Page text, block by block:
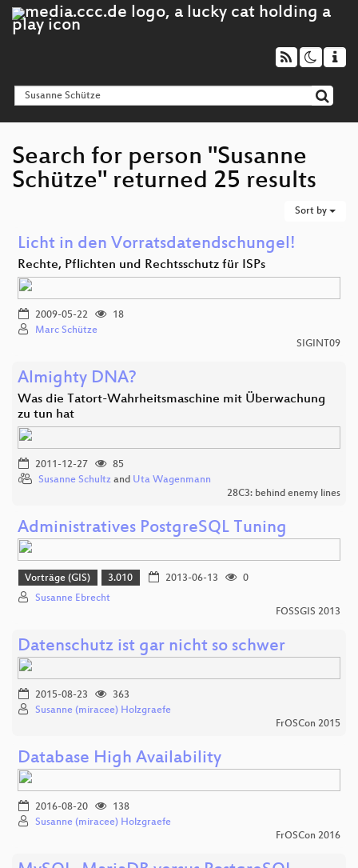
Search for person "Susanne
Schütze" returned 25 results
Sort by
Licht in den Vorratsdatendschungel!
Rechte, Pflichten und Rechtsschutz für ISPs
2009-05-22
18
Marc Schütze
SIGINT09
Almighty DNA?
Was die Tatort-Wahrheitsmaschine mit Überwachung
zu tun hat
2011-12-27
85
Susanne Schultz and Uta Wagenmann
28C3: behind enemy lines
Administratives PostgreSQL Tuning
Vorträge (GIS) 3.010 2013-06-13
0
Susanne Ebrecht
FOSSGIS 2013
Datenschutz ist gar nicht so schwer
2015-08-23
363
Susanne (miracee) Holzgraefe
FrOSCon 2015
Database High Availability
2016-08-20
138
Susanne (miracee) Holzgraefe
FrOSCon 2016